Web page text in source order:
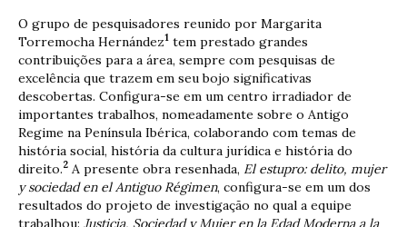
O grupo de pesquisadores reunido por Margarita
Torremocha Hernández1 tem prestado grandes
contribuições para a área, sempre com pesquisas de
excelência que trazem em seu bojo significativas
descobertas. Configura-se em um centro irradiador de
importantes trabalhos, nomeadamente sobre o Antigo
Regime na Península Ibérica, colaborando com temas de
história social, história da cultura jurídica e história do
direito.2 A presente obra resenhada, El estupro: delito, mujer
y sociedad en el Antiguo Régimen, configura-se em um dos
resultados do projeto de investigação no qual a equipe
trabalhou: Justicia, Sociedad y Mujer en la Edad Moderna a la